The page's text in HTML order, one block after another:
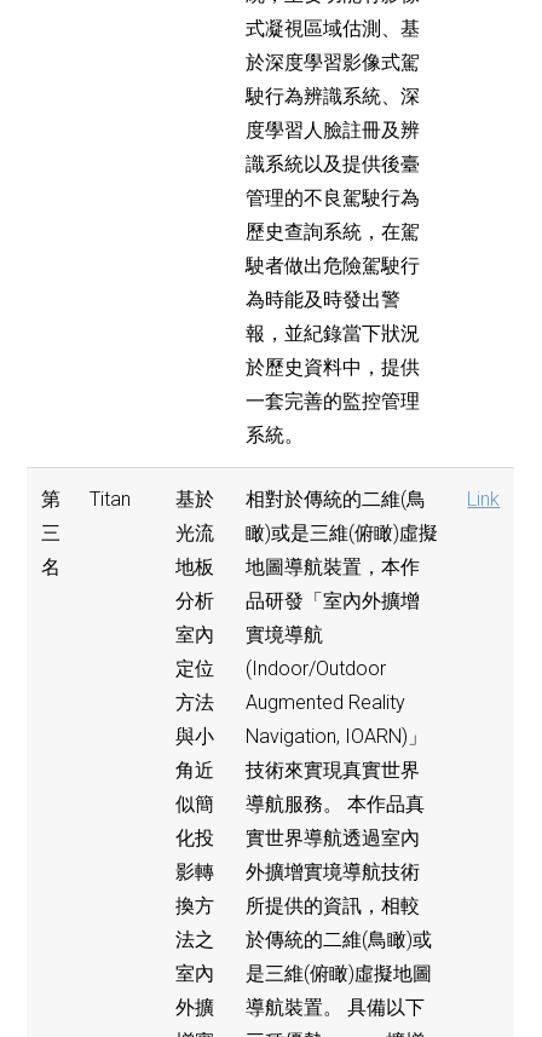
式凝視區域估測、基
於深度學習影像式駕
駛行為辨識系統、深
度學習人臉註冊及辨
識系統以及提供後臺
管理的不良駕駛行為
歷史查詢系統，在駕
駛者做出危險駕駛行
為時能及時發出警
報，並紀錄當下狀況
於歷史資料中，提供
一套完善的監控管理
系統。
第
三
名
Titan
基於
光流
地板
分析
室內
定位
方法
與小
角近
似簡
化投
影轉
換方
法之
室內
外擴
相對於傳統的二維(鳥
瞰)或是三維(俯瞰)虛擬
地圖導航裝置，本作
品研發「室內外擴增
實境導航
(Indoor/Outdoor
Augmented Reality
Navigation, IOARN)」
技術來實現真實世界
導航服務。 本作品真
實世界導航透過室內
外擴增實境導航技術
所提供的資訊，相較
於傳統的二維(鳥瞰)或
是三維(俯瞰)虛擬地圖
導航裝置。 具備以下
Link